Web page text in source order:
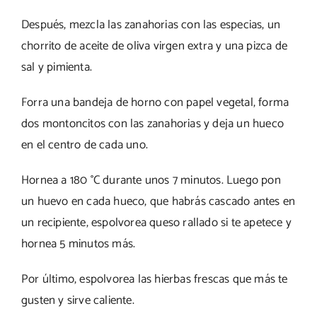
Después, mezcla las zanahorias con las especias, un
chorrito de aceite de oliva virgen extra y una pizca de
sal y pimienta.
Forra una bandeja de horno con papel vegetal, forma
dos montoncitos con las zanahorias y deja un hueco
en el centro de cada uno.
Hornea a 180 °C durante unos 7 minutos. Luego pon
un huevo en cada hueco, que habrás cascado antes en
un recipiente, espolvorea queso rallado si te apetece y
hornea 5 minutos más.
Por último, espolvorea las hierbas frescas que más te
gusten y sirve caliente.